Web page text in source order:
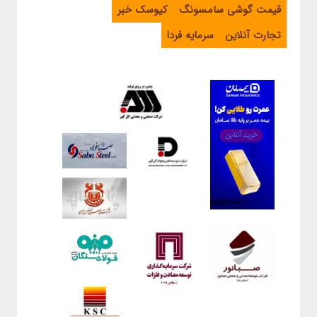
قیمت گوشی سامسونگ
کیوسک خبر
تجارت آنلاین
سرمایه فردا